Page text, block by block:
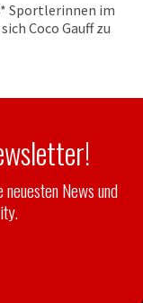
Sportlerinnen im
Coco Gauff zu
News und